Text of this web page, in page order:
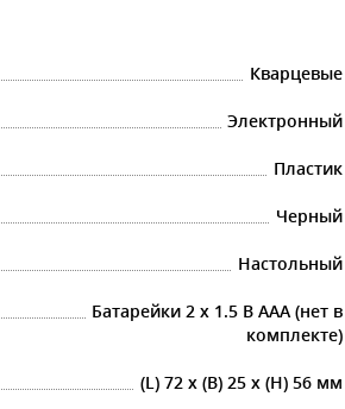
Кварцевые
Электронный
Пластик
Черный
Настольный
Батарейки 2 х 1.5 В ААА (нет в
комплекте)
(L) 72 x (B) 25 x (H) 56 мм